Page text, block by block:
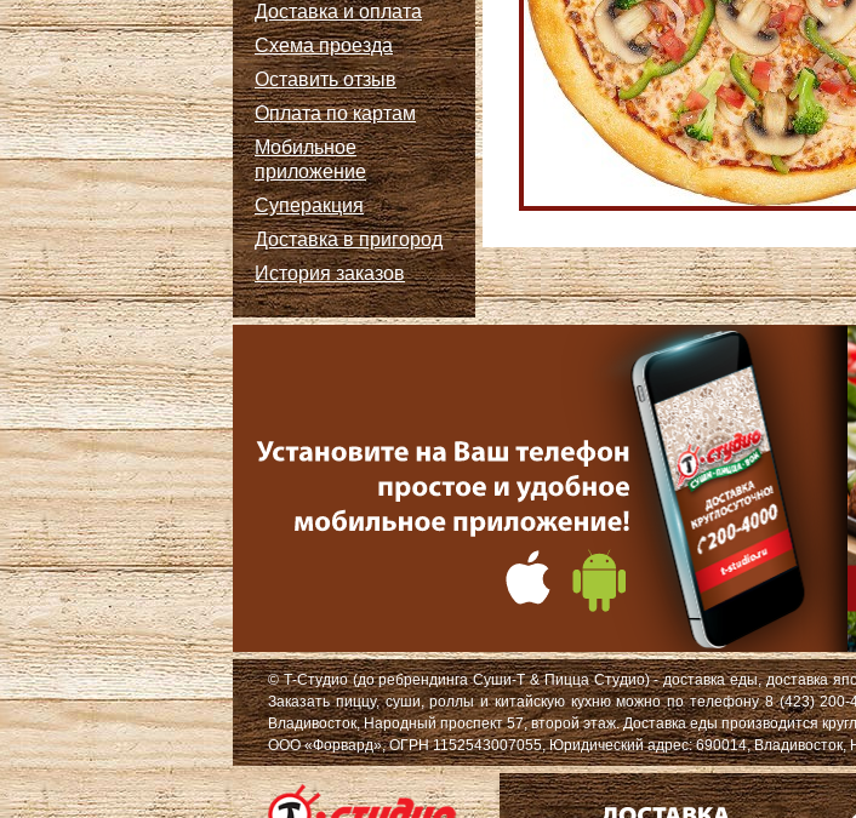
Доставка и оплата
Схема проезда
Оставить отзыв
Оплата по картам
Мобильное
приложение
Суперакция
Доставка в пригород
История заказов
© Т-Студио (до ребрендинга Суши-Т & Пицца Студио) - доставка еды, доставка
Заказать пиццу, суши, роллы и китайскую кухню можно по телефону 8 (423)
Владивосток, Народный проспект 57, второй этаж. Доставка еды производится
ООО «Форвард», ОГРН 1152543007055, Юридический адрес: 690014, Владивосток,